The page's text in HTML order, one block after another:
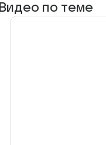
Видео по теме